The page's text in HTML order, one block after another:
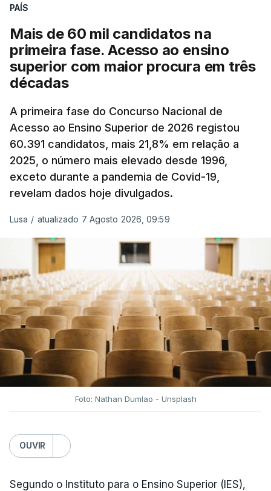
evolução das cotações internacionais do petróleo,
posto de abastecimento, a marca e a localização.
A atualização do desconto do Imposto sobre os
Produtos Petrolíferos (ISP) também poderá
O Governo comprometeu-se a aplicar uma redução
extraordinária e temporária no ISP, sempre que se
verifique um aumento do preço dos combustíveis
superior a 10 cêntimos, para mitigar a escalada de
preços.
Depois de uma subida inicial devido à guerra no
Irão, à tensão geopolítica no Médio Oriente e ao
fecho do estreito de Ormuz, os preços dos
combustíveis desceram durante o cessar-fogo
entre Washington e Teerão.
No entanto, com o retomar do conflito, as últimas
semanas têm sido marcadas por uma subida
acentuada, tendência que deverá ser revertida na
próxima semana.
c/Lusa
PAÍS
Mais de 60 mil candidatos na
primeira fase. Acesso ao ensino
superior com maior procura em três
décadas
A primeira fase do Concurso Nacional de
Acesso ao Ensino Superior de 2026 registou
60.391 candidatos, mais 21,8% em relação a
2025, o número mais elevado desde 1996,
exceto durante a pandemia de Covid-19,
revelam dados hoje divulgados.
Lusa / atualizado 7 Agosto 2026, 09:59
Foto: Nathan Dumlao - Unsplash
OUVIR
Segundo o Instituto para o Ensino Superior (IES),